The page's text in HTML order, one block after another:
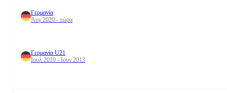
Γερμανία
Αυγ 2020 - τώρα
Γερμανία U21
Ιουλ 2010 - Ιουν 2013